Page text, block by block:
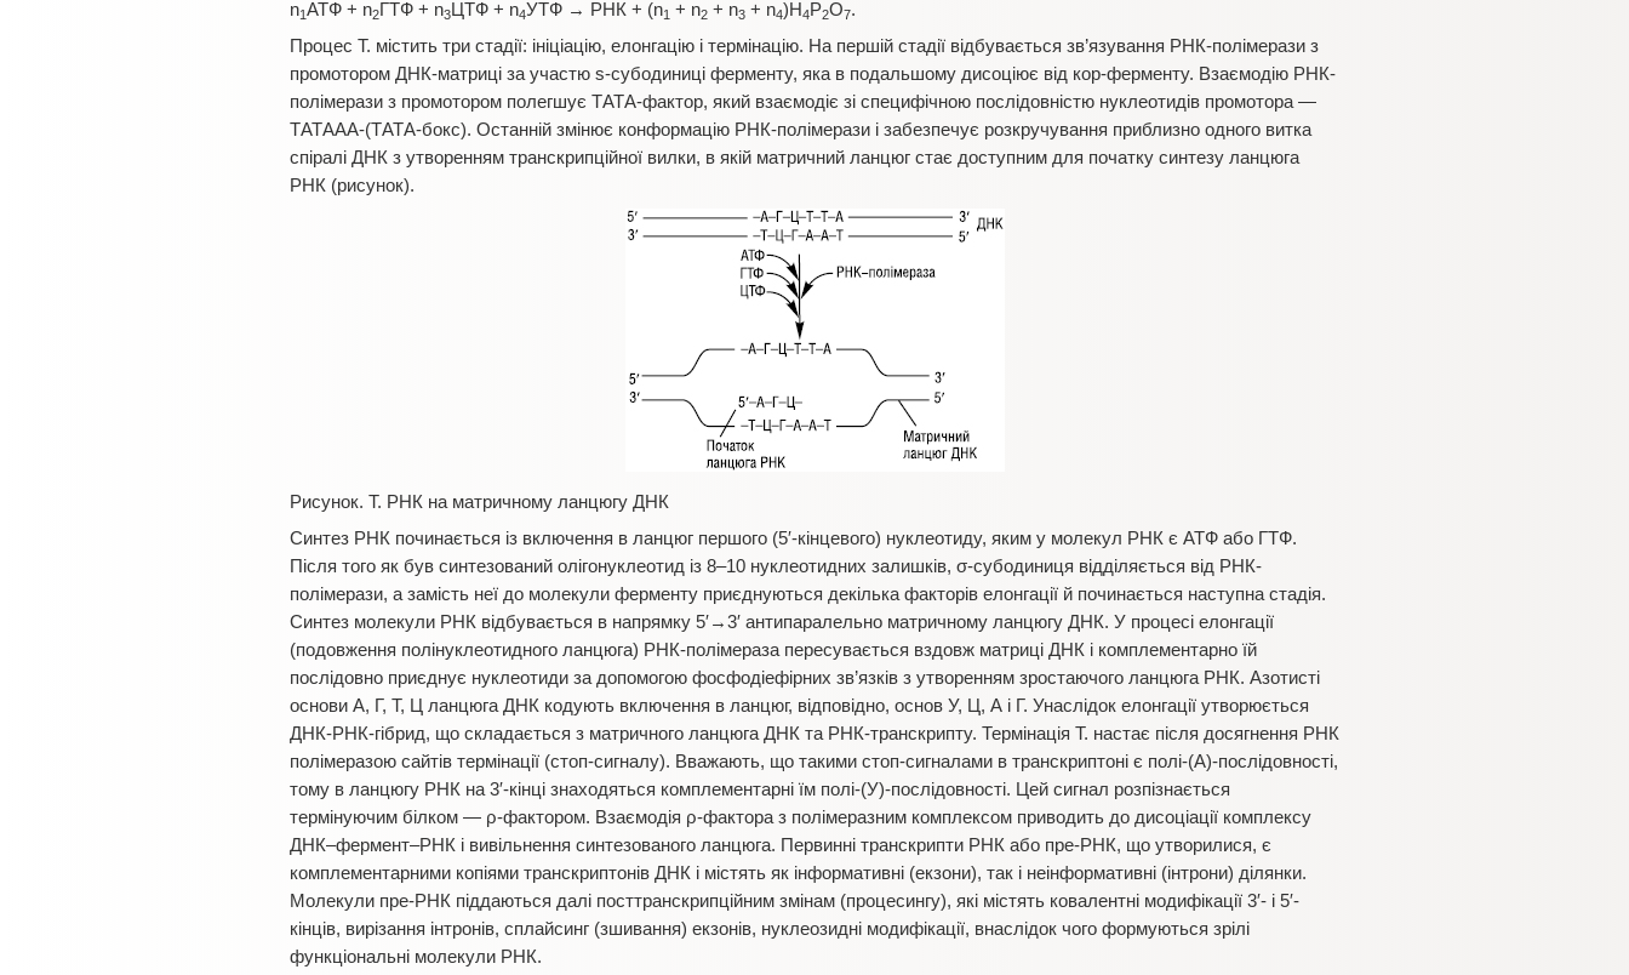
n1АТФ + n2ГТФ + n3ЦТФ + n4УТФ → РНК + (n1 + n2 + n3 + n4)Н4Р2О7.
Процес Т. містить три стадії: ініціацію, елонгацію і термінацію. На першій стадії відбувається зв’язування РНК-полімерази з
промотором ДНК-матриці за участю s-субодиниці ферменту, яка в подальшому дисоціює від кор-ферменту. Взаємодію РНК-
полімерази з промотором полегшує ТАТА-фактор, який взаємодіє зі специфічною послідовністю нуклеотидів промотора —
ТАТААА-(ТАТА-бокс). Останній змінює конформацію РНК-полімерази і забезпечує розкручування приблизно одного витка
спіралі ДНК з утворенням транскрипційної вилки, в якій матричний ланцюг стає доступним для початку синтезу ланцюга
РНК (рисунок).
Рисунок. Т. РНК на матричному ланцюгу ДНК
Синтез РНК починається із включення в ланцюг першого (5′-кінцевого) нуклеотиду, яким у молекул РНК є АТФ або ГТФ.
Після того як був синтезований олігонуклеотид із 8–10 нуклеотидних залишків, σ-субодиниця відділяється від РНК-
полімерази, а замість неї до молекули ферменту приєднуються декілька факторів елонгації й починається наступна стадія.
Синтез молекули РНК відбувається в напрямку 5′→3′ антипаралельно матричному ланцюгу ДНК. У процесі елонгації
(подовження полінуклеотидного ланцюга) РНК-полімераза пересувається вздовж матриці ДНК і комплементарно їй
послідовно приєднує нуклеотиди за допомогою фосфодіефірних зв’язків з утворенням зростаючого ланцюга РНК. Азотисті
основи А, Г, Т, Ц ланцюга ДНК кодують включення в ланцюг, відповідно, основ У, Ц, А і Г. Унаслідок елонгації утворюється
ДНК-РНК-гібрид, що складається з матричного ланцюга ДНК та РНК-транскрипту. Термінація Т. настає після досягнення РНК
полімеразою сайтів термінації (стоп-сигналу). Вважають, що такими стоп-сигналами в транскриптоні є полі-(А)-послідовності,
тому в ланцюгу РНК на 3′-кінці знаходяться комплементарні їм полі-(У)-послідовності. Цей сигнал розпізнається
термінуючим білком — ρ-фактором. Взаємодія ρ-фактора з полімеразним комплексом приводить до дисоціації комплексу
ДНК–фермент–РНК і вивільнення синтезованого ланцюга. Первинні транскрипти РНК або пре-РНК, що утворилися, є
комплементарними копіями транскриптонів ДНК і містять як інформативні (екзони), так і неінформативні (інтрони) ділянки.
Молекули пре-РНК піддаються далі посттранскрипційним змінам (процесингу), які містять ковалентні модифікації 3′- і 5′-
кінців, вирізання інтронів, сплайсинг (зшивання) екзонів, нуклеозидні модифікації, внаслідок чого формуються зрілі
функціональні молекули РНК.